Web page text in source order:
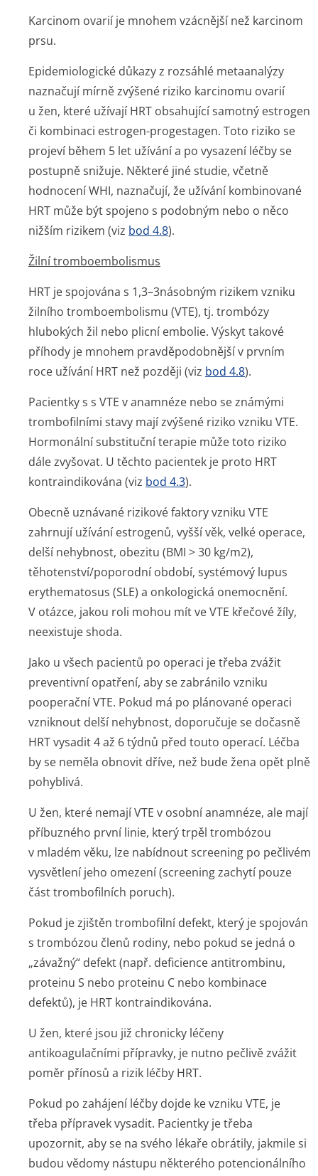
Karcinom ovarií je mnohem vzácnější než karcinom
prsu.
Epidemiologické důkazy z rozsáhlé metaanalýzy
naznačují mírně zvýšené riziko karcinomu ovarií
u žen, které užívají HRT obsahující samotný estrogen
či kombinaci estrogen-progestagen. Toto riziko se
projeví během 5 let užívání a po vysazení léčby se
postupně snižuje. Některé jiné studie, včetně
hodnocení WHI, naznačují, že užívání kombinované
HRT může být spojeno s podobným nebo o něco
nižším rizikem (viz bod 4.8).
Žilní tromboembolismus
HRT je spojována s 1,3–3násobným rizikem vzniku
žilního tromboembolismu (VTE), tj. trombózy
hlubokých žil nebo plicní embolie. Výskyt takové
příhody je mnohem pravděpodobnější v prvním
roce užívání HRT než později (viz bod 4.8).
Pacientky s s VTE v anamnéze nebo se známými
trombofilními stavy mají zvýšené riziko vzniku VTE.
Hormonální substituční terapie může toto riziko
dále zvyšovat. U těchto pacientek je proto HRT
kontraindikována (viz bod 4.3).
Obecně uznávané rizikové faktory vzniku VTE
zahrnují užívání estrogenů, vyšší věk, velké operace,
delší nehybnost, obezitu (BMI > 30 kg/m2),
těhotenství/po­porodní období, systémový lupus
erythematosus (SLE) a onkologická onemocnění.
V otázce, jakou roli mohou mít ve VTE křečové žíly,
neexistuje shoda.
Jako u všech pacientů po operaci je třeba zvážit
preventivní opatření, aby se zabránilo vzniku
pooperační VTE. Pokud má po plánované operaci
vzniknout delší nehybnost, doporučuje se dočasně
HRT vysadit 4 až 6 týdnů před touto operací. Léčba
by se neměla obnovit dříve, než bude žena opět plně
pohyblivá.
U žen, které nemají VTE v osobní anamnéze, ale mají
příbuzného první linie, který trpěl trombózou
v mladém věku, lze nabídnout screening po pečlivém
vysvětlení jeho omezení (screening zachytí pouze
část trombofilních poruch).
Pokud je zjištěn trombofilní defekt, který je spojován
s trombózou členů rodiny, nebo pokud se jedná o
„závažný“ defekt (např. deficience antitrombinu,
proteinu S nebo proteinu C nebo kombinace
defektů), je HRT kontraindikována.
U žen, které jsou již chronicky léčeny
antikoagulačními přípravky, je nutno pečlivě zvážit
poměr přínosů a rizik léčby HRT.
Pokud po zahájení léčby dojde ke vzniku VTE, je
třeba přípravek vysadit. Pacientky je třeba
upozornit, aby se na svého lékaře obrátily, jakmile si
budou vědomy nástupu některého potencionálního